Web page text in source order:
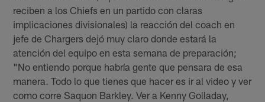
reciben a los Chiefs en un partido con claras
implicaciones divisionales) la reacción del coach en
jefe de Chargers dejó muy claro donde estará la
atención del equipo en esta semana de preparación;
"No entiendo porque habría gente que pensara de esa
manera. Todo lo que tienes que hacer es ir al video y ver
como corre Saquon Barkley. Ver a Kenny Golladay,